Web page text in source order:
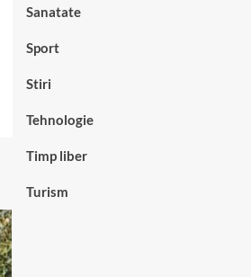
Sanatate
Sport
Stiri
Tehnologie
Timp liber
Turism